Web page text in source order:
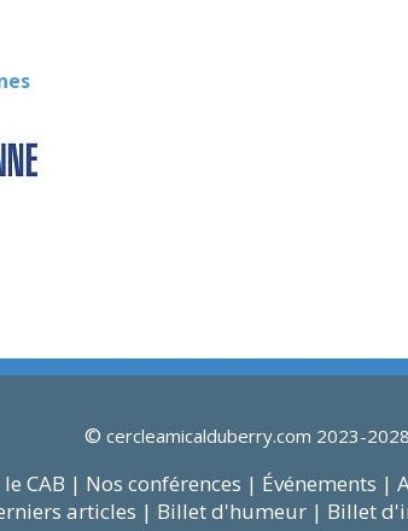
© cercleamicalduberry.com 2023-2028
CAB | Nos conférences | Événements |
articles | Billet d'humeur | Billet